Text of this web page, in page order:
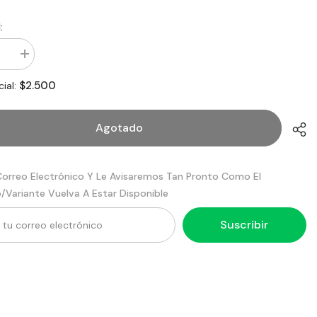
aumentar
la
cantidad
para
6
Wau
$2.500
Agotado
Electrónico Y Le Avisaremos Tan Pronto Como El
Vuelva A Estar Disponible
Suscribir